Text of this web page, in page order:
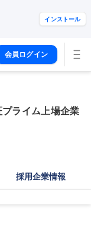
インストール
会員ログイン
ライム上場企業
採用企業情報